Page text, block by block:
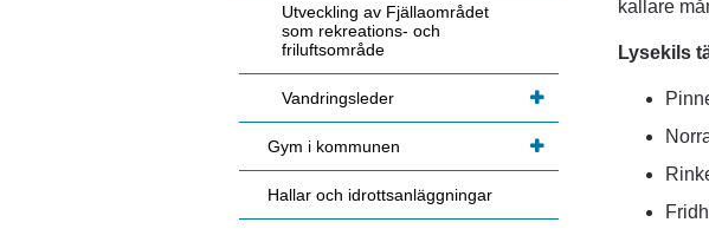
kallare
Lysekils
Utveckling av Fjällaområdet
som rekreations- och
friluftsområde
Vandringsleder
Gym i kommunen
Hallar och idrottsanläggningar